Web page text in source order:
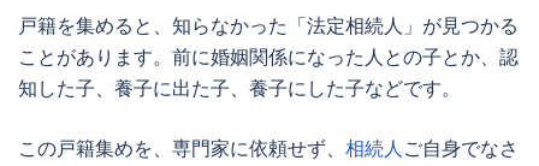
戸籍を集めると、知らなかった「法定相続人」が見つかる
ことがあります。前に婚姻関係になった人との子とか、認
知した子、養子に出た子、養子にした子などです。
この戸籍集めを、専門家に依頼せず、 相続人 ご自身でなさ